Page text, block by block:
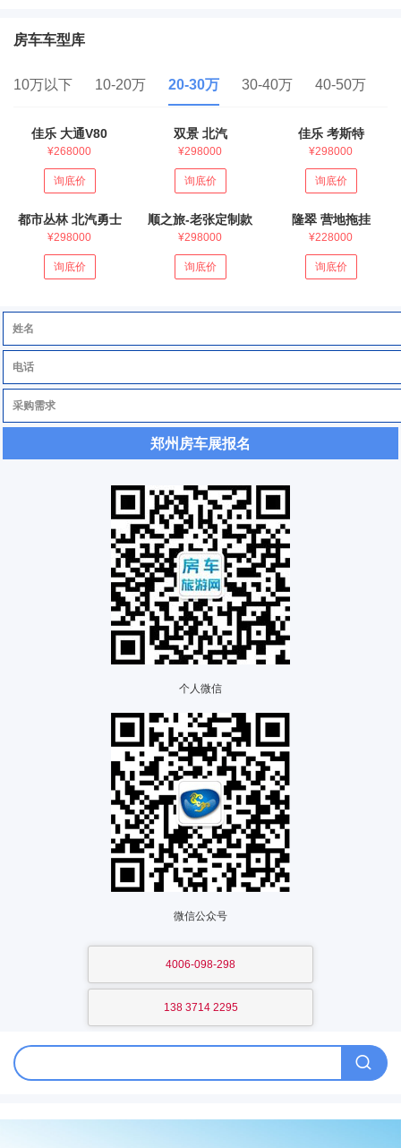
房车车型库
10万以下 10-20万 20-30万 30-40万 40-50万
佳乐 大通V80
¥268000
询底价
双景 北汽
¥298000
询底价
佳乐 考斯特
¥298000
询底价
都市丛林 北汽勇士
¥298000
询底价
顺之旅-老张定制款
¥298000
询底价
隆翠 营地拖挂
¥228000
询底价
郑州房车展报名
个人微信
微信公众号
4006-098-298
138 3714 2295